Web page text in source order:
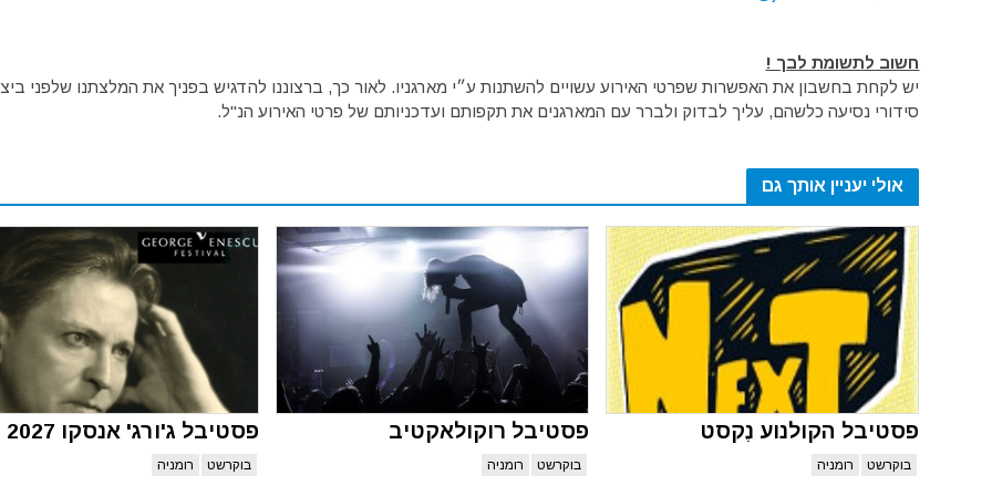
חשוב לתשומת לבך !
יש לקחת בחשבון את האפשרות שפרטי האירוע עשויים להשתנות ע״י מארגניו. לאור כך, ברצוננו להדגיש בפניך את המלצתנו שלפני
סידורי נסיעה כלשהם, עליך לבדוק ולברר עם המארגנים את תקפותם ועדכניותם של פרטי האירוע הנ"ל.
אולי יעניין אותך גם
פסטיבל הקולנוע נֶקסט
בוקרשט רומניה
פסטיבל רוקולאקטיב
בוקרשט רומניה
פסטיבל ג'ורג' אנסקו 2027
בוקרשט רומניה